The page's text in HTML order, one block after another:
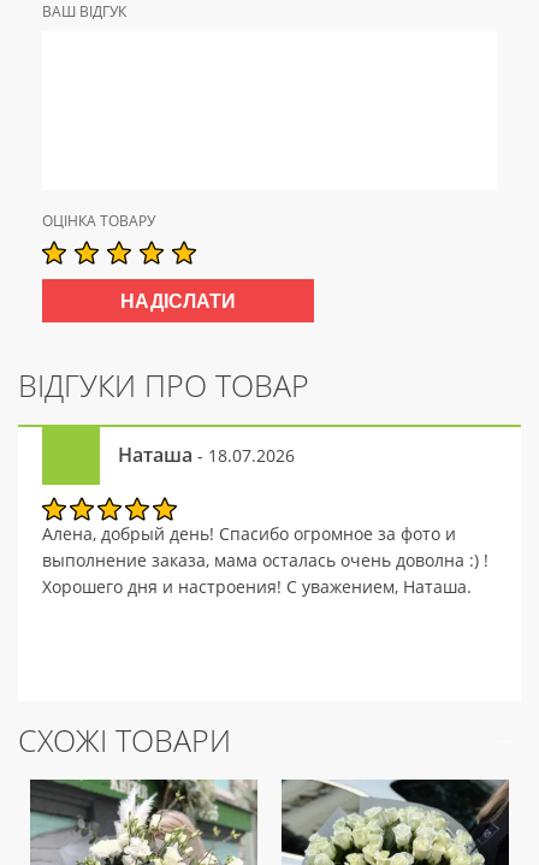
ВАШ ВІДГУК
ОЦІНКА ТОВАРУ
ВІДГУКИ ПРО ТОВАР
Наташа - 18.07.2026
Алена, добрый день! Спасибо огромное за фото и
выполнение заказа, мама осталась очень доволна :) !
Хорошего дня и настроения! С уважением, Наташа.
СХОЖІ ТОВАРИ